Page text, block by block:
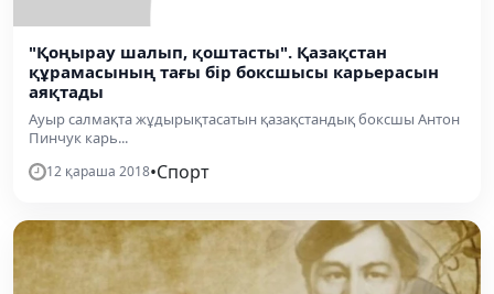
"Қоңырау шалып, қоштасты". Қазақстан
құрамасының тағы бір боксшысы карьерасын
аяқтады
Ауыр салмақта жұдырықтасатын қазақстандық боксшы Антон
Пинчук карь...
12 қараша 2018•Спорт